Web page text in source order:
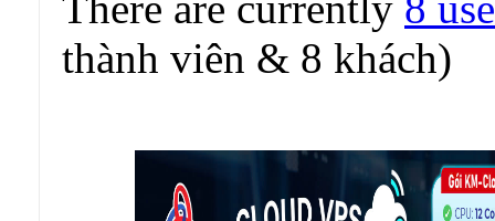
thành viên & 8 khách)